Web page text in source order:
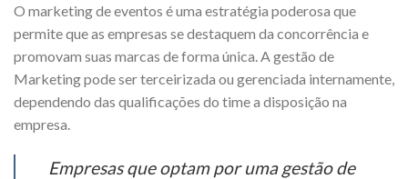
O marketing de eventos é uma estratégia poderosa que
permite que as empresas se destaquem da concorrência e
promovam suas marcas de forma única. A gestão de
Marketing pode ser terceirizada ou gerenciada internamente,
dependendo das qualificações do time a disposição na
empresa.
Empresas que optam por uma gestão de